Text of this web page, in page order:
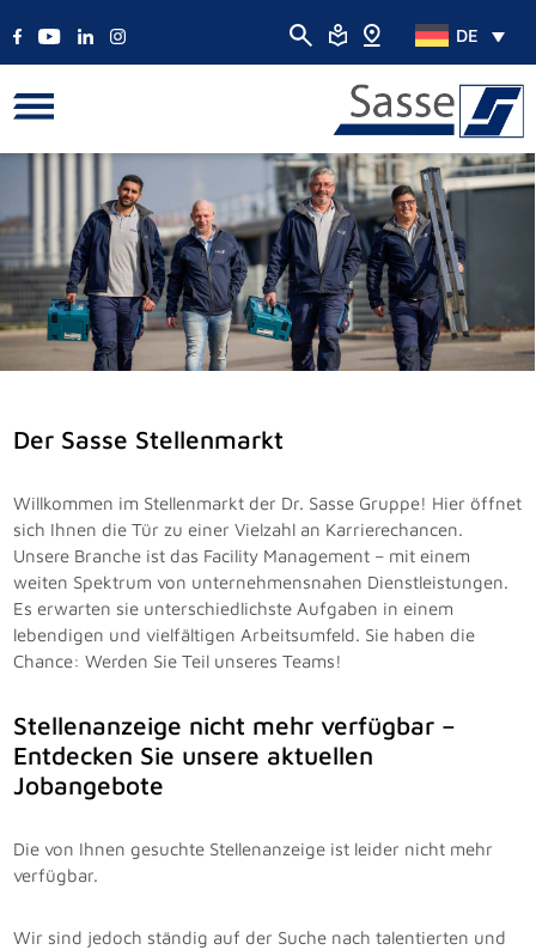
DE
Der Sasse Stellenmarkt
Willkommen im Stellenmarkt der Dr. Sasse Gruppe! Hier öffnet
sich Ihnen die Tür zu einer Vielzahl an Karrierechancen.
Unsere Branche ist das Facility Management – mit einem
weiten Spektrum von unternehmensnahen Dienstleistungen.
Es erwarten sie unterschiedlichste Aufgaben in einem
lebendigen und vielfältigen Arbeitsumfeld. Sie haben die
Chance: Werden Sie Teil unseres Teams!
Stellenanzeige nicht mehr verfügbar –
Entdecken Sie unsere aktuellen
Jobangebote
Die von Ihnen gesuchte Stellenanzeige ist leider nicht mehr
verfügbar.
Wir sind jedoch ständig auf der Suche nach talentierten und